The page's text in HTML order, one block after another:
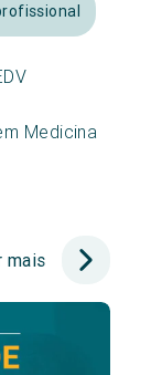
Medicina
mais